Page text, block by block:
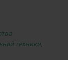
техники,